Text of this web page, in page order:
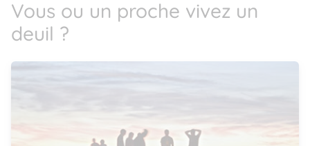
Vous ou un proche vivez un
deuil ?